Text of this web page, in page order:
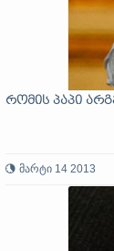
რომის პაპი
მარტი 14 2013